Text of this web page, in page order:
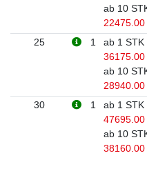
ab 10
25
1
ab 1 STK
ab 10
30
1
ab 1 STK
ab 10